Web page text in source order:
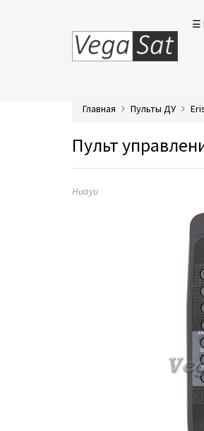
☰
Главная Пульты ДУ
Пульт
Huayu